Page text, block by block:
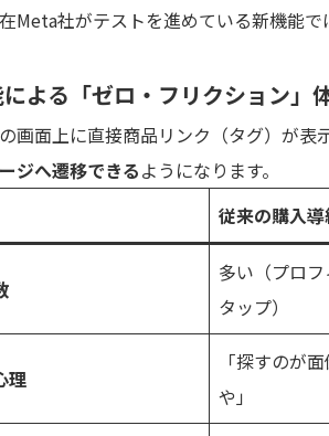
Meta社がテストを進めている新機能で
よる「ゼロ・フリクション」
画面上に直接商品リンク（タグ）が表
ジへ遷移できるようになります。
従来の購入
多い（プロ
タップ）
理
「探すのが
や」